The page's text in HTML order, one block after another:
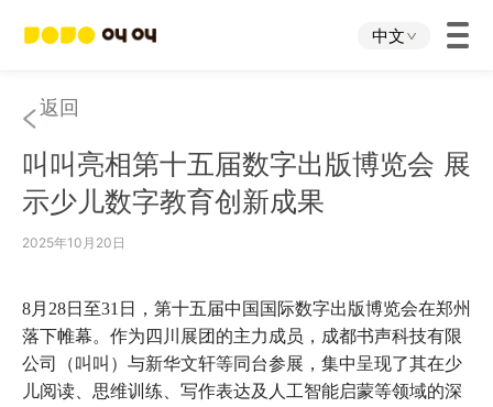
中文
首页
叫叫App
叫叫IP
关于我们
下载中心
返回
叫叫亮相第十五届数字出版博览会 展
示少儿数字教育创新成果​
2025年10月20日
8月28日至31日，第十五届中国国际数字出版博览会在郑州
落下帷幕。作为四川展团的主力成员，成都书声科技有限
公司（叫叫）与新华文轩等同台参展，集中呈现了其在少
儿阅读、思维训练、写作表达及人工智能启蒙等领域的深